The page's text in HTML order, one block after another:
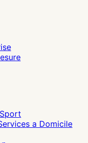
a Domicile